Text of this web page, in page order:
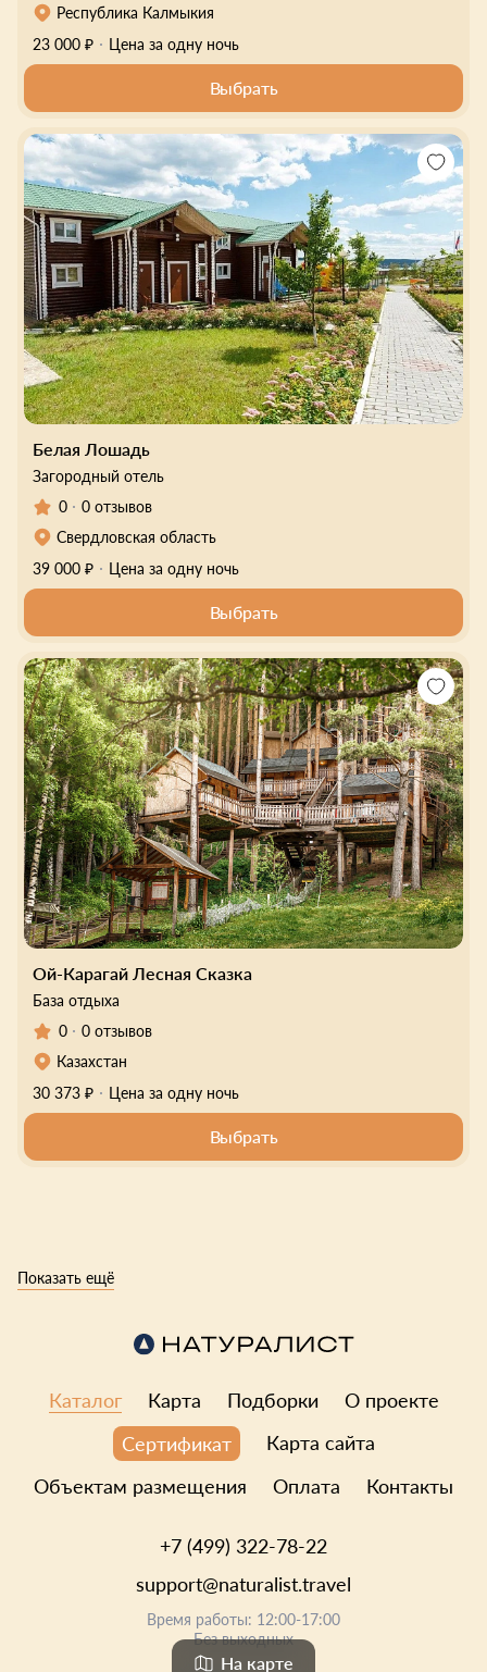
Республика Калмыкия
23 000 ₽
Цена за одну ночь
Выбрать
Белая Лошадь
Загородный отель
0
0 отзывов
Свердловская область
39 000 ₽
Цена за одну ночь
Выбрать
Ой-Карагай Лесная Сказка
База отдыха
0
0 отзывов
Казахстан
30 373 ₽
Цена за одну ночь
Выбрать
Показать ещё
На карте
Каталог Карта Подборки
О проекте
Сертификат
Карта сайта
Объектам размещения
Оплата Контакты
+7 (499) 322-78-22
support@naturalist.travel
Время работы: 12:00-17:00
Без выходных